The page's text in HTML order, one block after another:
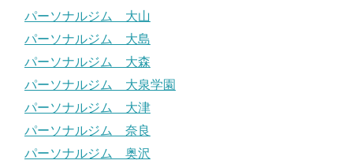
パーソナルジム 大山
パーソナルジム 大島
パーソナルジム 大森
パーソナルジム 大泉学園
パーソナルジム 大津
パーソナルジム 奈良
パーソナルジム 奥沢